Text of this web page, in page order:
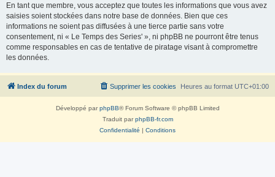
En tant que membre, vous acceptez que toutes les informations que vous avez
saisies soient stockées dans notre base de données. Bien que ces
informations ne soient pas diffusées à une tierce partie sans votre
consentement, ni « Le Temps des Series' », ni phpBB ne pourront être tenus
comme responsables en cas de tentative de piratage visant à compromettre
les données.
Index du forum Heures au format UTC+01:00
Supprimer les cookies
Développé parphpBB® Forum Software © phpBB Limited
Traduit parphpBB-fr.com
Confidentialité | Conditions